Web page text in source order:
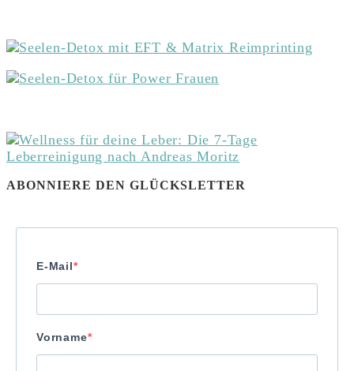
ABONNIERE DEN GLÜCKSLETTER
E-Mail
Vorname